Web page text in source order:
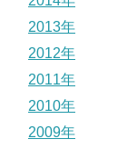
2013年
2012年
2011年
2010年
2009年